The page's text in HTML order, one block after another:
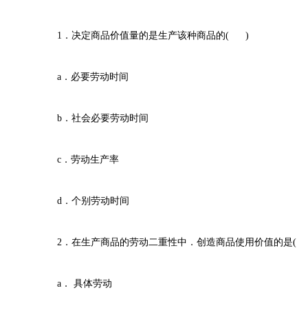
1．决定商品价值量的是生产该种商品的( )
a．必要劳动时间
b．社会必要劳动时间
c．劳动生产率
d．个别劳动时间
2．在生产商品的劳动二重性中．创造商品使用价值的是
a． 具体劳动